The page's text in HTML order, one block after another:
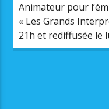
Animateur pour
« Les Grands
21h et rediffusée le